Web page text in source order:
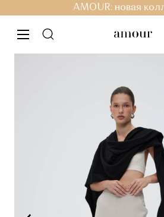
AMOUR: новая
меню